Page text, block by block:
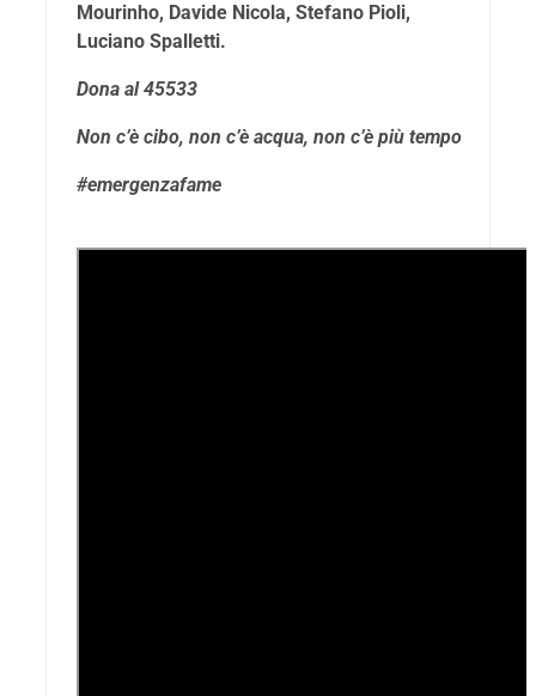
Mourinho, Davide Nicola, Stefano Pioli,
Luciano Spalletti.
Dona al 45533
Non c’è cibo, non c’è acqua, non c’è più tempo
#emergenzafame